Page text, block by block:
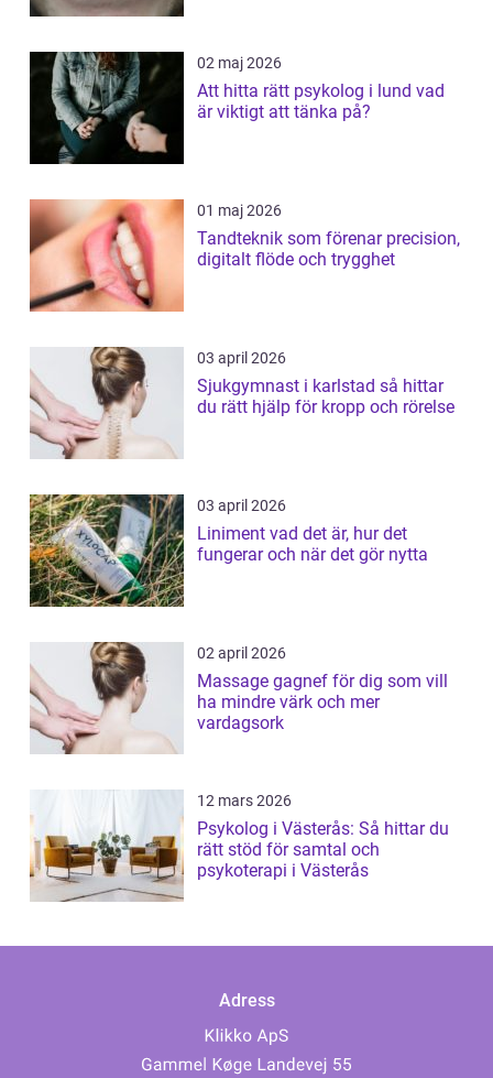
02 maj 2026
Att hitta rätt psykolog i lund vad
är viktigt att tänka på?
01 maj 2026
Tandteknik som förenar precision,
digitalt flöde och trygghet
03 april 2026
Sjukgymnast i karlstad så hittar
du rätt hjälp för kropp och rörelse
03 april 2026
Liniment vad det är, hur det
fungerar och när det gör nytta
02 april 2026
Massage gagnef för dig som vill
ha mindre värk och mer
vardagsork
12 mars 2026
Psykolog i Västerås: Så hittar du
rätt stöd för samtal och
psykoterapi i Västerås
Adress